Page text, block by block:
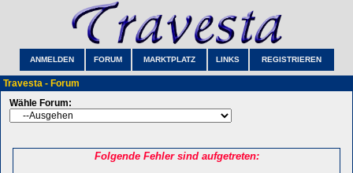
ANMELDEN FORUM MARKTPLATZ LINKS REGISTRIEREN
Travesta - Forum
Wähle Forum:
Folgende Fehler sind aufgetreten: